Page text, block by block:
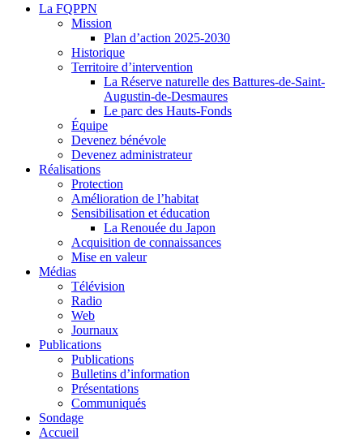
La FQPPN
Mission
Plan d’action 2025-2030
Historique
Territoire d’intervention
La Réserve naturelle des Battures-de-Saint-
Augustin-de-Desmaures
Le parc des Hauts-Fonds
Équipe
Devenez bénévole
Devenez administrateur
Réalisations
Protection
Amélioration de l’habitat
Sensibilisation et éducation
La Renouée du Japon
Acquisition de connaissances
Mise en valeur
Médias
Télévision
Radio
Web
Journaux
Publications
Publications
Bulletins d’information
Présentations
Communiqués
Sondage
Accueil